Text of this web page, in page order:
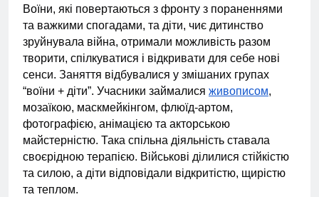
Воїни, які повертаються з фронту з пораненнями
та важкими спогадами, та діти, чиє дитинство
зруйнувала війна, отримали можливість разом
творити, спілкуватися і відкривати для себе нові
сенси. Заняття відбувалися у змішаних групах
“воїни + діти”. Учасники займалися живописом,
мозаїкою, маскмейкінгом, флюїд-артом,
фотографією, анімацією та акторською
майстерністю. Така спільна діяльність ставала
своєрідною терапією. Військові ділилися стійкістю
та силою, а діти відповідали відкритістю, щирістю
та теплом.